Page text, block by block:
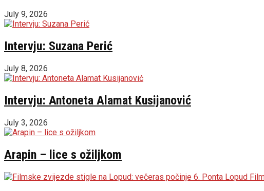
July 9, 2026
Intervju: Suzana Perić
July 8, 2026
Intervju: Antoneta Alamat Kusijanović
July 3, 2026
Arapin – lice s ožiljkom